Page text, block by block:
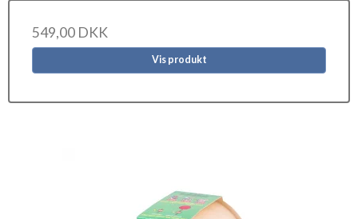
549,00 DKK
Vis produkt